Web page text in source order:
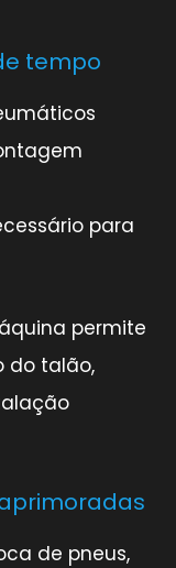
tempo
para
permite
do talão,
de pneus,